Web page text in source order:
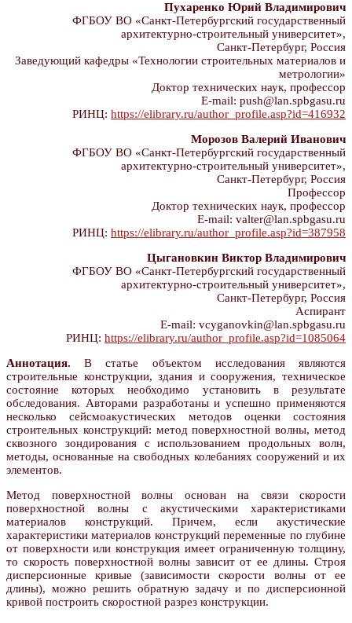
Пухаренко Юрий Владимирович
ФГБОУ ВО «Санкт-Петербургский государственный
архитектурно-строительный университет»,
Санкт-Петербург, Россия
Заведующий кафедры «Технологии строительных материалов и
метрологии»
Доктор технических наук, профессор
E-mail: push@lan.spbgasu.ru
РИНЦ: https://elibrary.ru/author_profile.asp?id=416932
Морозов Валерий Иванович
ФГБОУ ВО «Санкт-Петербургский государственный
архитектурно-строительный университет»,
Санкт-Петербург, Россия
Профессор
Доктор технических наук, профессор
E-mail: valter@lan.spbgasu.ru
РИНЦ: https://elibrary.ru/author_profile.asp?id=387958
Цыгановкин Виктор Владимирович
ФГБОУ ВО «Санкт-Петербургский государственный
архитектурно-строительный университет»,
Санкт-Петербург, Россия
Аспирант
E-mail: vcyganovkin@lan.spbgasu.ru
РИНЦ: https://elibrary.ru/author_profile.asp?id=1085064
Аннотация. В статье объектом исследования являются
строительные конструкции, здания и сооружения, техническое
состояние которых необходимо установить в результате
обследования. Авторами разработаны и успешно применяются
несколько сейсмоакустических методов оценки состояния
строительных конструкций: метод поверхностной волны, метод
сквозного зондирования с использованием продольных волн,
методы, основанные на свободных колебаниях сооружений и их
элементов.
Метод поверхностной волны основан на связи скорости
поверхностной волны с акустическими характеристиками
материалов конструкций. Причем, если акустические
характеристики материалов конструкций переменные по глубине
от поверхности или конструкция имеет ограниченную толщину,
то скорость поверхностной волны зависит от ее длины. Строя
дисперсионные кривые (зависимости скорости волны от ее
длины), можно решить обратную задачу и по дисперсионной
кривой построить скоростной разрез конструкции.